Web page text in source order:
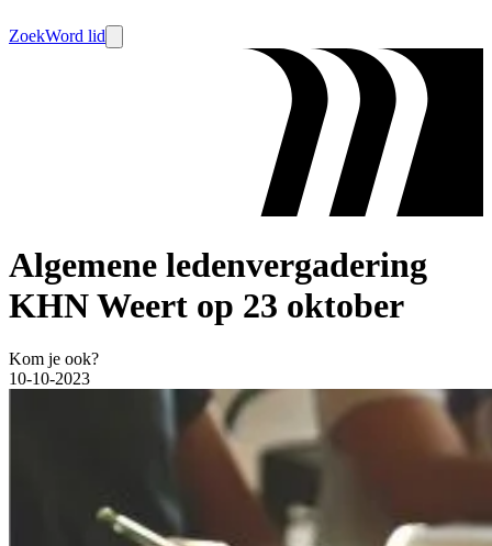
ZoekWord lid
Algemene ledenvergadering
KHN Weert op 23 oktober
Kom je ook?
10-10-2023